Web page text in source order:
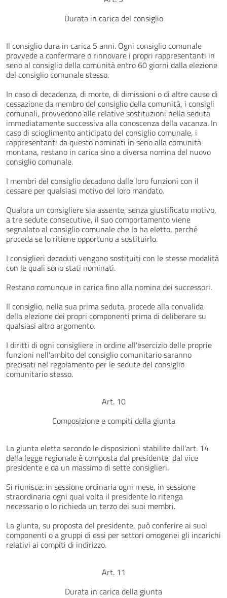
Durata in carica del consiglio
Il consiglio dura in carica 5 anni. Ogni consiglio comunale
provvede a confermare o rinnovare i propri rappresentanti in
seno al consiglio della comunità entro 60 giorni dalla elezione
del consiglio comunale stesso.
In caso di decadenza, di morte, di dimissioni o di altre cause di
cessazione da membro del consiglio della comunità, i consigli
comunali, provvedono alle relative sostituzioni nella seduta
immediatamente successiva alla conoscenza della vacanza. In
caso di scioglimento anticipato del consiglio comunale, i
rappresentanti da questo nominati in seno alla comunità
montana, restano in carica sino a diversa nomina del nuovo
consiglio comunale.
I membri del consiglio decadono dalle loro funzioni con il
cessare per qualsiasi motivo del loro mandato.
Qualora un consigliere sia assente, senza giustificato motivo,
a tre sedute consecutive, il suo comportamento viene
segnalato al consiglio comunale che lo ha eletto, perché
proceda se lo ritiene opportuno a sostituirlo.
I consiglieri decaduti vengono sostituiti con le stesse modalità
con le quali sono stati nominati.
Restano comunque in carica fino alla nomina dei successori.
Il consiglio, nella sua prima seduta, procede alla convalida
della elezione dei propri componenti prima di deliberare su
qualsiasi altro argomento.
I diritti di ogni consigliere in ordine all'esercizio delle proprie
funzioni nell'ambito del consiglio comunitario saranno
precisati nel regolamento per le sedute del consiglio
comunitario stesso.
Art. 10
Composizione e compiti della giunta
La giunta eletta secondo le disposizioni stabilite dall'art. 14
della legge regionale è composta dal presidente, dal vice
presidente e da un massimo di sette consiglieri.
Si riunisce: in sessione ordinaria ogni mese, in sessione
straordinaria ogni qual volta il presidente lo ritenga
necessario o lo richieda un terzo dei suoi membri.
La giunta, su proposta del presidente, può conferire ai suoi
componenti o a gruppi di essi per settori omogenei gli incarichi
relativi ai compiti di indirizzo.
Art. 11
Durata in carica della giunta